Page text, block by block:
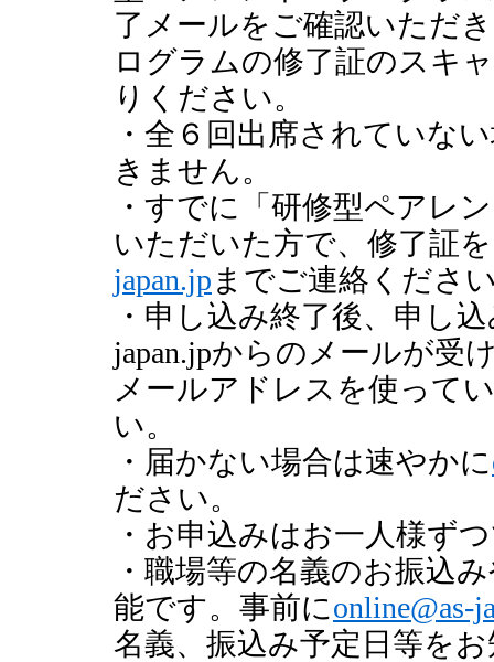
了メールをご確認いただ
ログラムの修了証のスキ
りください。
・全６回出席されていな
きません。
・すでに「研修型ペアレ
いただいた方で、修了証
japan.jpまでご連絡くださ
・申し込み終了後、申し
japan.jpからのメールが受
メールアドレスを使って
い。
・届かない場合は速やかに
ださい。
・お申込みはお一人様ず
・職場等の名義のお振込
能です。事前にonline@as-
名義、振込み予定日等を